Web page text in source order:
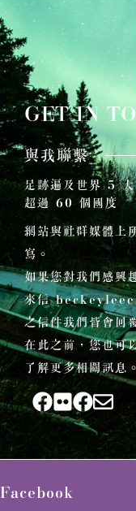
GET IN
與我聯繫
足跡遍及世界 5
超過 60 個國度
網站與社群媒體上
寫。
如果您對我們感興
來信
之信件我們皆會回
在此之前，您也可
了解更多相關訊息。
Facebook